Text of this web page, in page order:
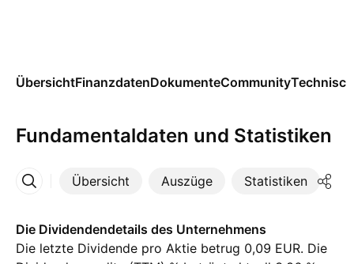
ÜbersichtFinanzdatenDokumenteCommunity
Fundamentaldaten und Statistiken
Übersicht Auszüge Statistiken
Mehr
Die Dividendendetails des Unternehmens
Die letzte Dividende pro Aktie betrug 0,09 EUR. Die